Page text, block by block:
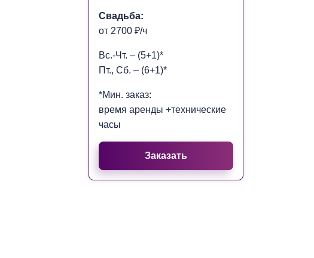
Свадьба:
от 2700 ₽/ч
Вс.-Чт. – (5+1)*
Пт., Cб. – (6+1)*
*Мин. заказ:
время аренды +технические
часы
Заказать